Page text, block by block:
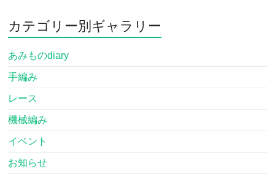
カテゴリー別ギャラリー
あみものdiary
手編み
レース
機械編み
イベント
お知らせ